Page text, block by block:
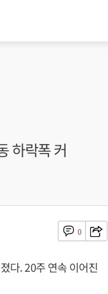
하락폭 커
0
다. 20주 연속 이어진